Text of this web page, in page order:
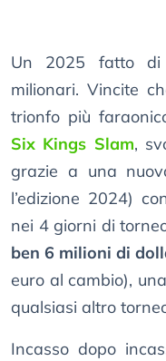
Un 2025 fatto
milionari. Vincite
trionfo più
Six Kings Slam,
grazie a una
l’edizione 2024)
nei 4 giorni di
ben 6 milioni di
euro al cambio),
qualsiasi altro
Incasso dopo